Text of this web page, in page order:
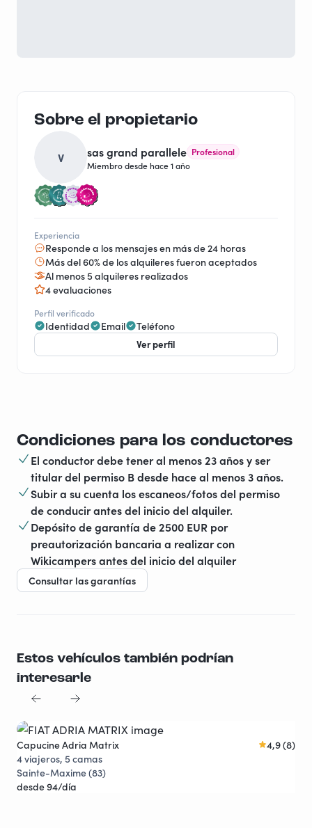
Sobre el propietario
V sas grand parallele Profesional
Miembro desde hace 1 año
Experiencia
Responde a los mensajes en más de 24 horas
Más del 60% de los alquileres fueron aceptados
Al menos 5 alquileres realizados
4 evaluaciones
Perfil verificado
Identidad Email Teléfono
Ver perfil
Condiciones para los conductores
El conductor debe tener al menos 23 años y ser
titular del permiso B desde hace al menos 3 años.
Subir a su cuenta los escaneos/fotos del permiso
de conducir antes del inicio del alquiler.
Depósito de garantía de 2500 EUR por
preautorización bancaria a realizar con
Wikicampers antes del inicio del alquiler
Consultar las garantías
Estos vehículos también podrían
interesarle
Joya viajera
Capucine Adria Matrix
4,9 (8)
4 viajeros, 5 camas
Sainte-Maxime (83)
desde 94/día